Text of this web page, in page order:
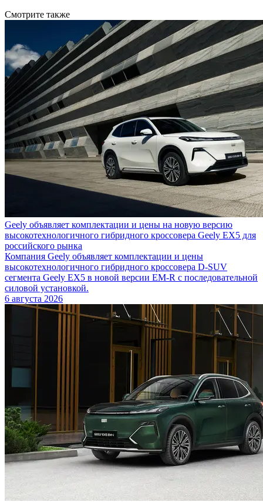
Смотрите также
Geely объявляет комплектации и цены на новую версию
высокотехнологичного гибридного кроссовера Geely EX5 для
российского рынка
Компания Geely объявляет комплектации и цены
высокотехнологичного гибридного кроссовера D-SUV
сегмента Geely EX5 в новой версии EM-R с последовательной
силовой установкой.
6 августа 2026